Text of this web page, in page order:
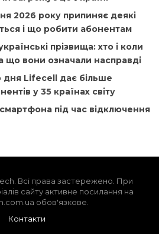
2026 року припиняє деякі
і що робити абонентам
прізвища: хто і коли
що вони означали насправді
дня Lifecell дає більше
у 35 країнах світу
під час відключення
Всі права застережено. При
сайту активне посилання на
обов'язкове.
Контакти